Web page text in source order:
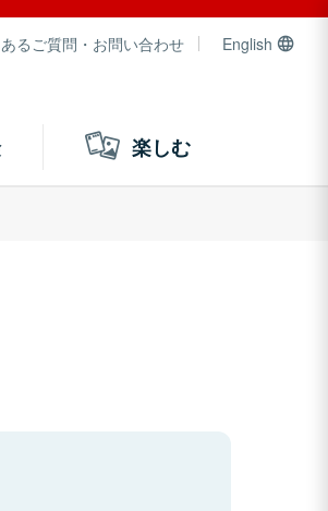
るご質問・お問い合わせ English
楽しむ